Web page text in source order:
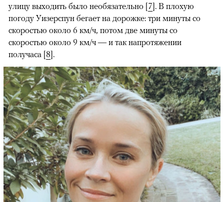
улицу выходить было необязательно [7]. В плохую
погоду Уизерспун бегает на дорожке: три минуты со
скоростью около 6 км/ч, потом две минуты со
скоростью около 9 км/ч — и так напротяжении
получаса [8].